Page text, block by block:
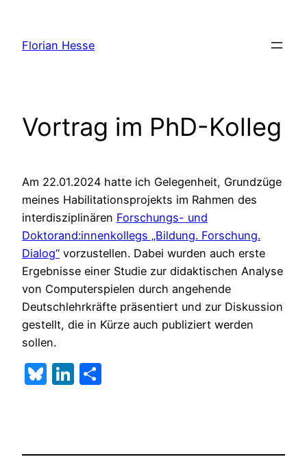
springen
Florian Hesse
Vortrag im PhD-Kolleg
Am 22.01.2024 hatte ich Gelegenheit, Grundzüge
meines Habilitationsprojekts im Rahmen des
interdisziplinären Forschungs- und
Doktorand:innenkollegs „Bildung. Forschung.
Dialog“ vorzustellen. Dabei wurden auch erste
Ergebnisse einer Studie zur didaktischen Analyse
von Computerspielen durch angehende
Deutschlehrkräfte präsentiert und zur Diskussion
gestellt, die in Kürze auch publiziert werden
sollen.
Bluesky
LinkedIn